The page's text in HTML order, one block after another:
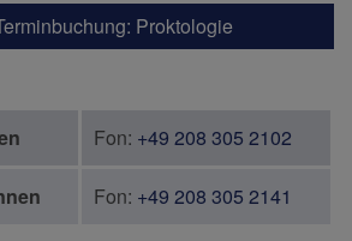
Proktologie
Fon: +49 208 305 2102
Fon: +49 208 305 2141